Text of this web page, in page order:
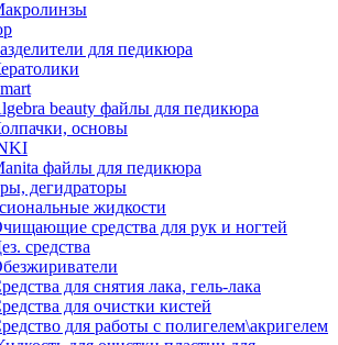
для педикюра
beauty файлы для педикюра
основы
файлы для педикюра
дегидраторы
жидкости
средства для рук и ногтей
средства
для снятия лака, гель-лака
для очистки кистей
для работы с полигелем\акригелем